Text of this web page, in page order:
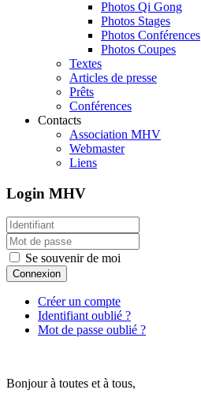
Photos Qi Gong
Photos Stages
Photos Conférences
Photos Coupes
Textes
Articles de presse
Prêts
Conférences
Contacts
Association MHV
Webmaster
Liens
Login MHV
Se souvenir de moi
Connexion
Créer un compte
Identifiant oublié ?
Mot de passe oublié ?
Bonjour à toutes et à tous,